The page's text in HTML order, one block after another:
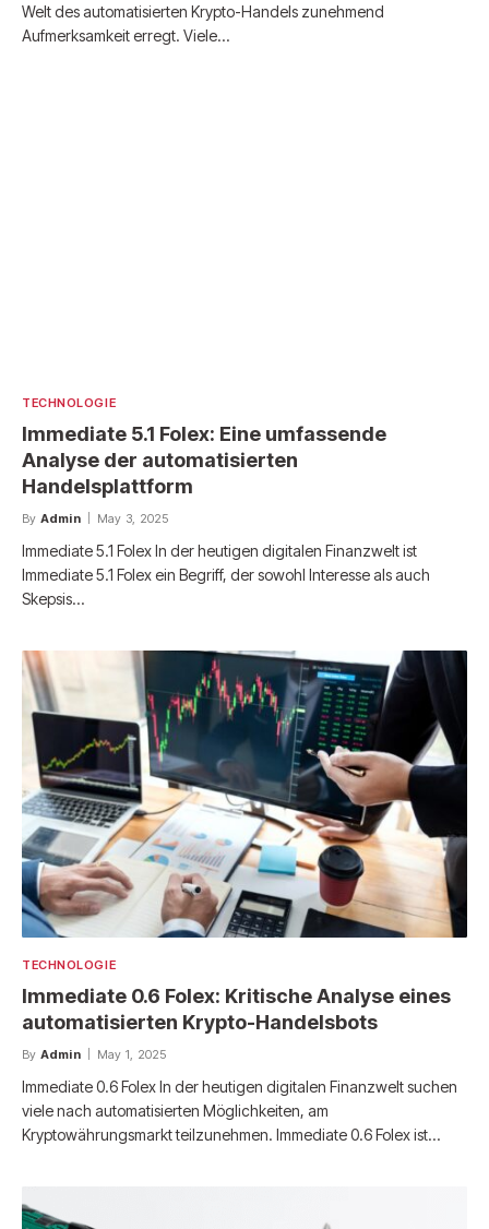
Welt des automatisierten Krypto-Handels zunehmend
Aufmerksamkeit erregt. Viele…
TECHNOLOGIE
Immediate 5.1 Folex: Eine umfassende
Analyse der automatisierten
Handelsplattform
By Admin May 3, 2025
Immediate 5.1 Folex In der heutigen digitalen Finanzwelt ist
Immediate 5.1 Folex ein Begriff, der sowohl Interesse als auch
Skepsis…
TECHNOLOGIE
Immediate 0.6 Folex: Kritische Analyse eines
automatisierten Krypto-Handelsbots
By Admin May 1, 2025
Immediate 0.6 Folex In der heutigen digitalen Finanzwelt suchen
viele nach automatisierten Möglichkeiten, am
Kryptowährungsmarkt teilzunehmen. Immediate 0.6 Folex ist…